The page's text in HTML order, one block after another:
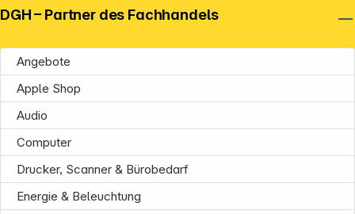
Angebote
Apple Shop
Audio
Computer
Drucker, Scanner & Bürobedarf
Energie & Beleuchtung
DGH – Partner des Fachhandels